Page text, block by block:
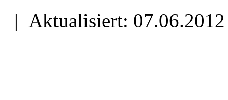
| Aktualisiert: 07.06.2012